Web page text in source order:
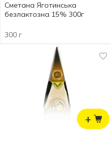
Сметана Яготинська
безлактозна 15% 300г
300 г
+